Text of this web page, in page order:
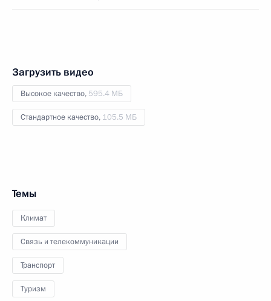
Загрузить видео
Высокое качество, 595.4 МБ
Стандартное качество, 105.5 МБ
Темы
Климат
Связь и телекоммуникации
Транспорт
Туризм